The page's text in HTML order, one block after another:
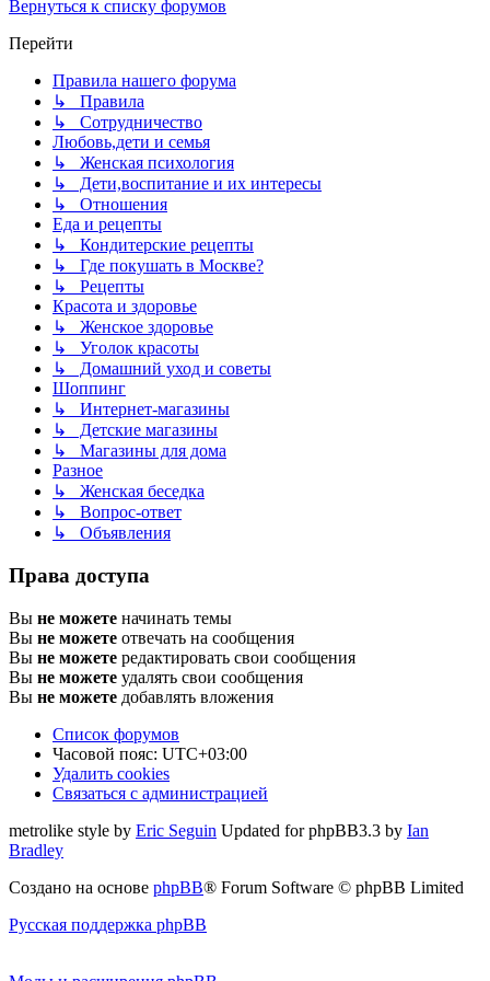
Вернуться к списку форумов
Перейти
Правила нашего форума
↳ Правила
↳ Сотрудничество
Любовь,дети и семья
↳ Женская психология
↳ Дети,воспитание и их интересы
↳ Отношения
Еда и рецепты
↳ Кондитерские рецепты
↳ Где покушать в Москве?
↳ Рецепты
Красота и здоровье
↳ Женское здоровье
↳ Уголок красоты
↳ Домашний уход и советы
Шоппинг
↳ Интернет-магазины
↳ Детские магазины
↳ Магазины для дома
Разное
↳ Женская беседка
↳ Вопрос-ответ
↳ Объявления
Права доступа
Вы не можете начинать темы
Вы не можете отвечать на сообщения
Вы не можете редактировать свои сообщения
Вы не можете удалять свои сообщения
Вы не можете добавлять вложения
Список форумов
Часовой пояс: UTC+03:00
Удалить cookies
Связаться с администрацией
metrolike style by Eric Seguin Updated for phpBB3.3 by Ian
Bradley
Создано на основе phpBB® Forum Software © phpBB Limited
Русская поддержка phpBB